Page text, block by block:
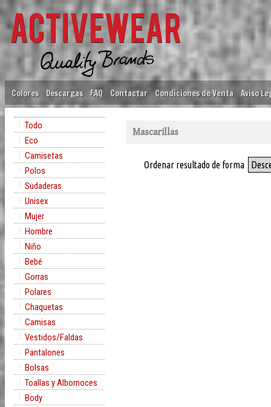
Colores Descargas FAQ Contactar Condiciones de Venta Aviso
Todo
Eco
Camisetas
Polos
Sudaderas
Unisex
Mujer
Hombre
Niño
Bebé
Gorras
Polares
Chaquetas
Camisas
Vestidos/Faldas
Pantalones
Bolsas
Toallas y Albornoces
Body
Mascarillas
Ordenar resultado de forma